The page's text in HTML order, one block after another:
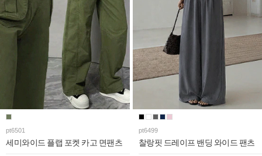
pt6501
세미와이드 플랩 포켓 카고 면팬츠
pt6499
찰랑핏 드레이프 밴딩 와이드 팬츠